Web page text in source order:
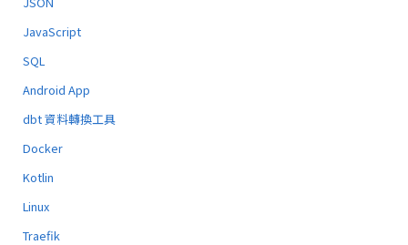
JavaScript
SQL
Android App
dbt 資料轉換工具
Docker
Kotlin
Linux
Traefik